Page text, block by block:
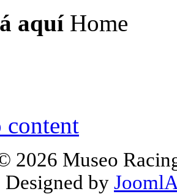
aquí Home
content
2026 Museo
Designed by